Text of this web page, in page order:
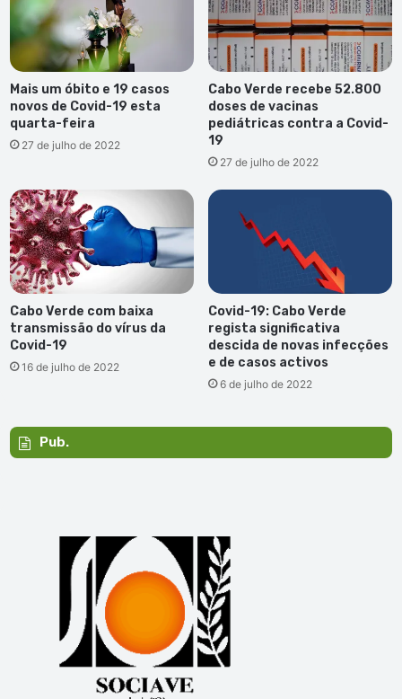
Mais um óbito e 19 casos
novos de Covid-19 esta
quarta-feira
27 de julho de 2022
Cabo Verde recebe 52.800
doses de vacinas
pediátricas contra a Covid-
19
27 de julho de 2022
Cabo Verde com baixa
transmissão do vírus da
Covid-19
16 de julho de 2022
Covid-19: Cabo Verde
regista significativa
descida de novas infecções
e de casos activos
6 de julho de 2022
Pub.